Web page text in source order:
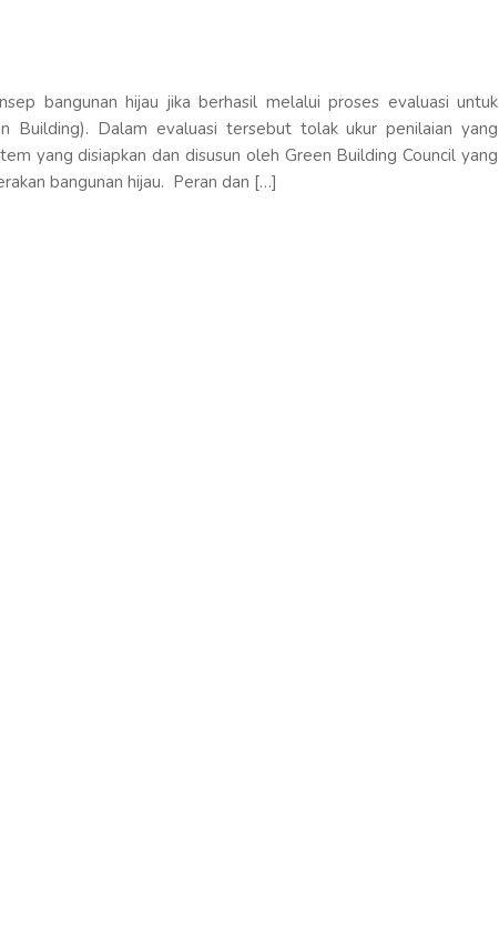
bangunan hijau jika berhasil melalui proses evaluasi untuk
Building). Dalam evaluasi tersebut tolak ukur penilaian yang
yang disiapkan dan disusun oleh Green Building Council yang
bangunan hijau. Peran dan […]